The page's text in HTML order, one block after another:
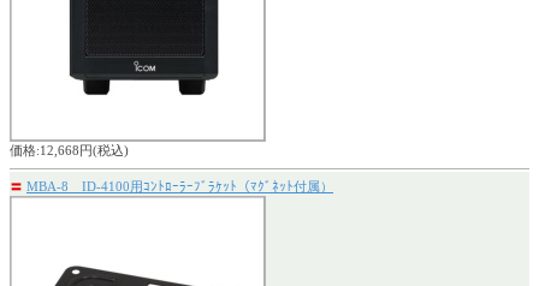
価格:12,668円(税込)
〓 MBA-8 ID-4100用ｺﾝﾄﾛｰﾗｰﾌﾞﾗｹｯﾄ（ﾏｸﾞﾈｯﾄ付属）